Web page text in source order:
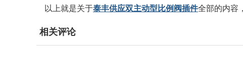
以上就是关于泰丰供应双主动型比例阀插件全部的内容
相关评论